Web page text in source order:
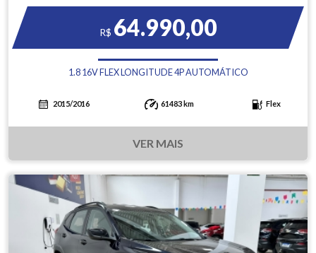
R$ 64.990,00
1.8 16V FLEX LONGITUDE 4P AUTOMÁTICO
2015/2016 61483 km Flex
VER MAIS